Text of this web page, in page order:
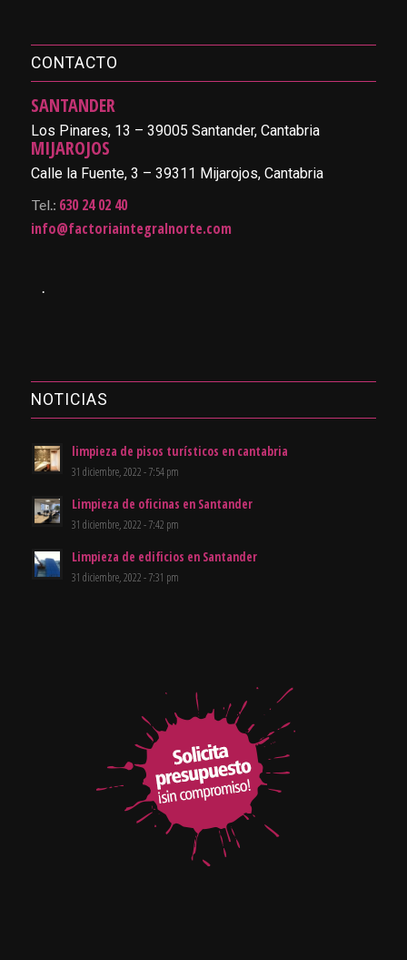
CONTACTO
SANTANDER
Los Pinares, 13 – 39005 Santander, Cantabria
MIJAROJOS
Calle la Fuente, 3 – 39311 Mijarojos, Cantabria
Tel.: 630 24 02 40
info@factoriaintegralnorte.com
.
NOTICIAS
limpieza de pisos turísticos en cantabria
31 diciembre, 2022 - 7:54 pm
Limpieza de oficinas en Santander
31 diciembre, 2022 - 7:42 pm
Limpieza de edificios en Santander
31 diciembre, 2022 - 7:31 pm